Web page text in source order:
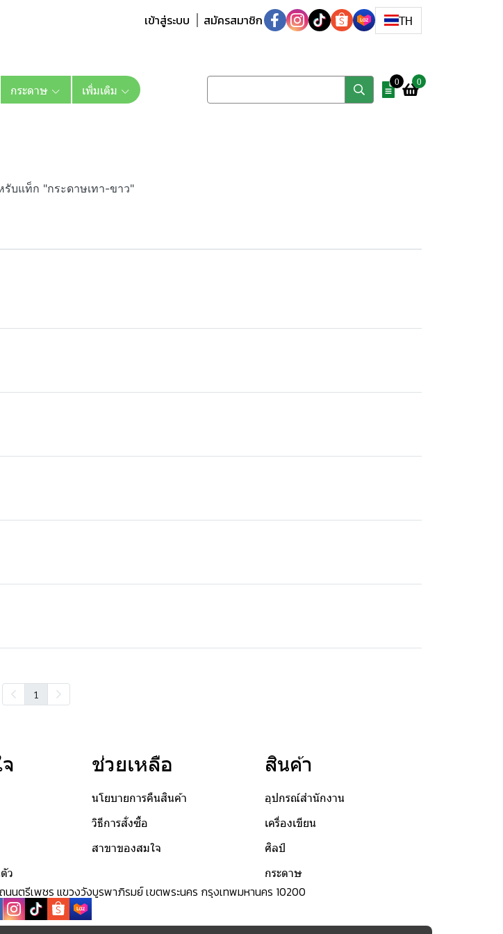
เข้าสู่ระบบ สมัครสมาชิก TH
กระดาษ เพิ่มเติม 0 0
บแท็ก "กระดาษเทา-ขาว"
1
ว
ช่วยเหลือ
นโยบายการคืนสินค้า
วิธีการสั่งซื้อ
สาขาของสมใจ
สินค้า
อุปกรณ์สำนักงาน
เครื่องเขียน
ศิลป์
กระดาษ
ถนนตรีเพชร แขวงวังบูรพาภิรมย์ เขตพระนคร กรุงเทพมหานคร 10200